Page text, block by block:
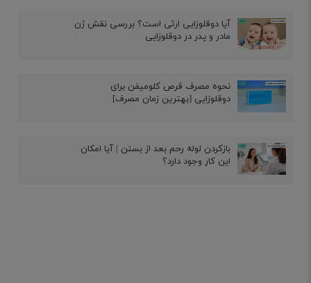
آیا دوقلوزایی ارثی است؟ بررسی نقش ژن
مادر و پدر در دوقلوزایی
نحوه مصرف قرص کلومیفن برای
دوقلوزایی [بهترین زمان مصرف]
بازکردن لوله رحم بعد از بستن | آیا امکان
این کار وجود دارد؟